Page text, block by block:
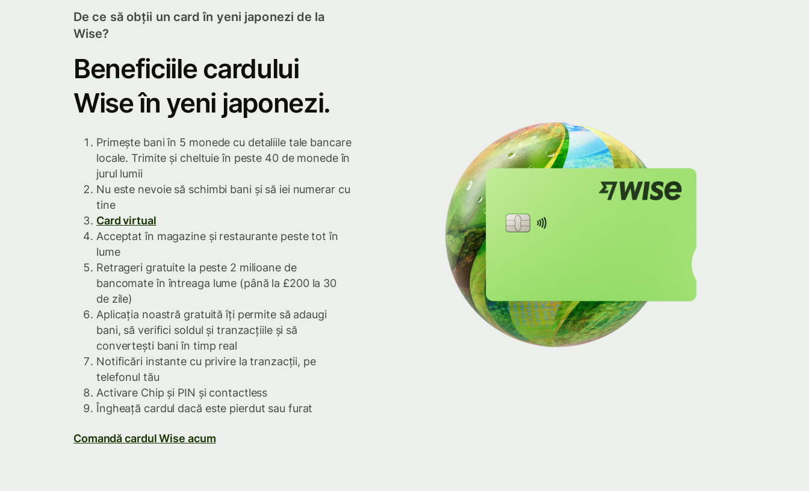
Beneficiile cardului
Wise în yeni japonezi.
De ce să obții un card în yeni japonezi de la
Wise?
Primește bani în 5 monede cu detaliile tale bancare
locale. Trimite și cheltuie în peste 40 de monede în
jurul lumii
Nu este nevoie să schimbi bani și să iei numerar cu
tine
Card virtual
Acceptat în magazine și restaurante peste tot în
lume
Retrageri gratuite la peste 2 milioane de
bancomate în întreaga lume (până la £200 la 30
de zile)
Aplicația noastră gratuită îți permite să adaugi
bani, să verifici soldul și tranzacțiile și să
convertești bani în timp real
Notificări instante cu privire la tranzacții, pe
telefonul tău
Activare Chip și PIN și contactless
Îngheață cardul dacă este pierdut sau furat
Comandă cardul Wise acum